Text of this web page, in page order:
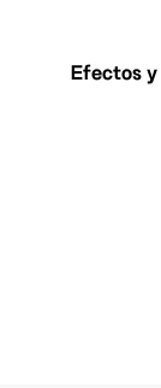
Efectos